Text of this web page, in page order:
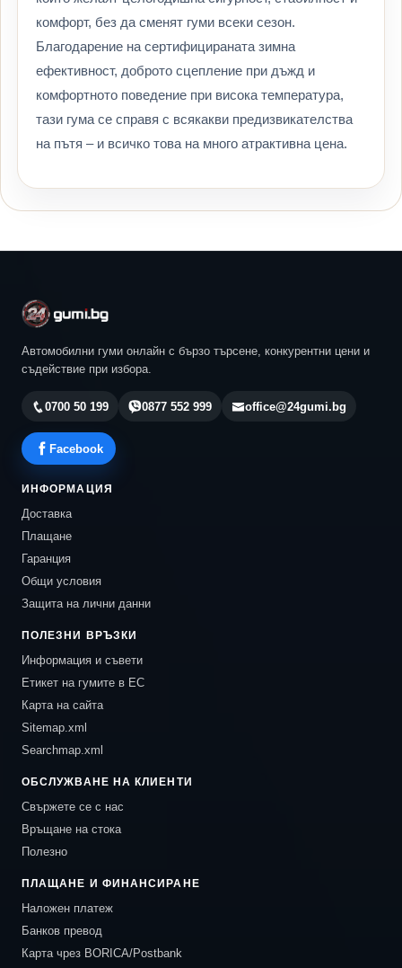
комфорт, без да сменят гуми всеки сезон.
Благодарение на сертифицираната зимна
ефективност, доброто сцепление при дъжд и
комфортното поведение при висока температура,
тази гума се справя с всякакви предизвикателства
на пътя – и всичко това на много атрактивна цена.
Автомобилни гуми онлайн с бързо търсене, конкурентни цени и
съдействие при избора.
0700 50 199 0877 552 999 office@24gumi.bg
Facebook
ИНФОРМАЦИЯ
Доставка
Плащане
Гаранция
Общи условия
Защита на лични данни
ПОЛЕЗНИ ВРЪЗКИ
Информация и съвети
Етикет на гумите в ЕС
Карта на сайта
Sitemap.xml
Searchmap.xml
ОБСЛУЖВАНЕ НА КЛИЕНТИ
Свържете се с нас
Връщане на стока
Полезно
ПЛАЩАНЕ И ФИНАНСИРАНЕ
Наложен платеж
Банков превод
Карта чрез BORICA/Postbank